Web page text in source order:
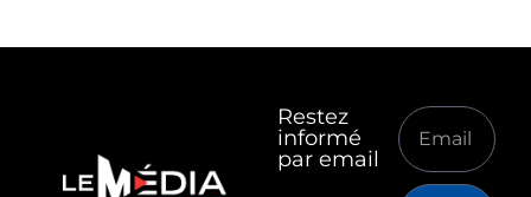
Restez
informé
par email